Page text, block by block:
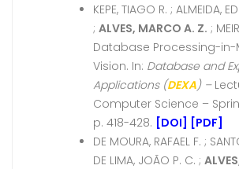
KEPE, TIAGO R. ; ALMEIDA,
; ALVES, MARCO A. Z. ;
Database Processing-in-
Vision. In: Database and
Applications (DEXA) –
Computer Science –
p. 418-428. [DOI] [PDF]
DE MOURA, RAFAEL F. ;
DE LIMA, JOÃO P. C. ;